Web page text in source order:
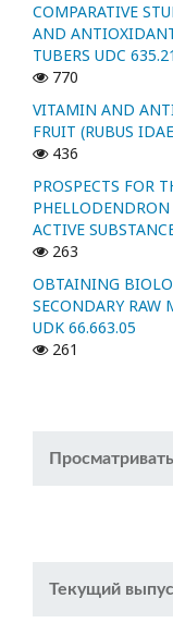
COMPARATIVE
AND
TUBERS UDC 635.21
770
VITAMIN AND
FRUIT (RUBUS
436
PROSPECTS FOR
ACTIVE
263
OBTAINING
SECONDARY RAW
UDK 66.663.05
261
Просматривать
Текущий